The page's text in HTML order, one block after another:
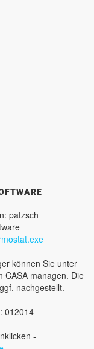
patzsch
können Sie unter
CASA managen. Die
nachgestellt.
012014
-